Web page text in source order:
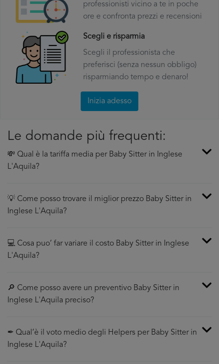
professionisti vicino a te in poche
ore e confronta prezzi e recensioni
Scegli e risparmia
Scegli il professionista che
preferisci (senza nessun obbligo)
risparmiando tempo e denaro!
Inizia adesso
Le domande più frequenti:
💸 Qual è la tariffa media per Baby Sitter in Inglese
L'Aquila?
💡 Come posso trovare il miglior prezzo Baby Sitter in
Inglese L'Aquila?
💻 Cosa puo’ far variare il costo Baby Sitter in Inglese
L'Aquila?
🔎 Come posso avere un preventivo Baby Sitter in
Inglese L'Aquila preciso?
✒ Qual’è il voto medio degli Helpers per Baby Sitter in
Inglese L'Aquila?